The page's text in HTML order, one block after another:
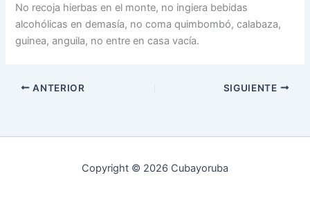
No recoja hierbas en el monte, no ingiera bebidas
alcohólicas en demasía, no coma quimbombó, calabaza,
guinea, anguila, no entre en casa vacía.
ANTERIOR SIGUIENTE
Copyright © 2026 Cubayoruba